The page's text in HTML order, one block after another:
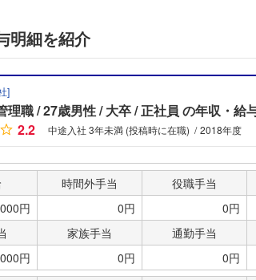
明細を紹介
]
理職 27歳男性 大卒 正社員 の年収・給
2.2
中途入社 3年未満 (投稿時に在職) 2018年度
時間外手当 役職手当
円
0円 0円
家族手当 通勤手当
円
0円 0円